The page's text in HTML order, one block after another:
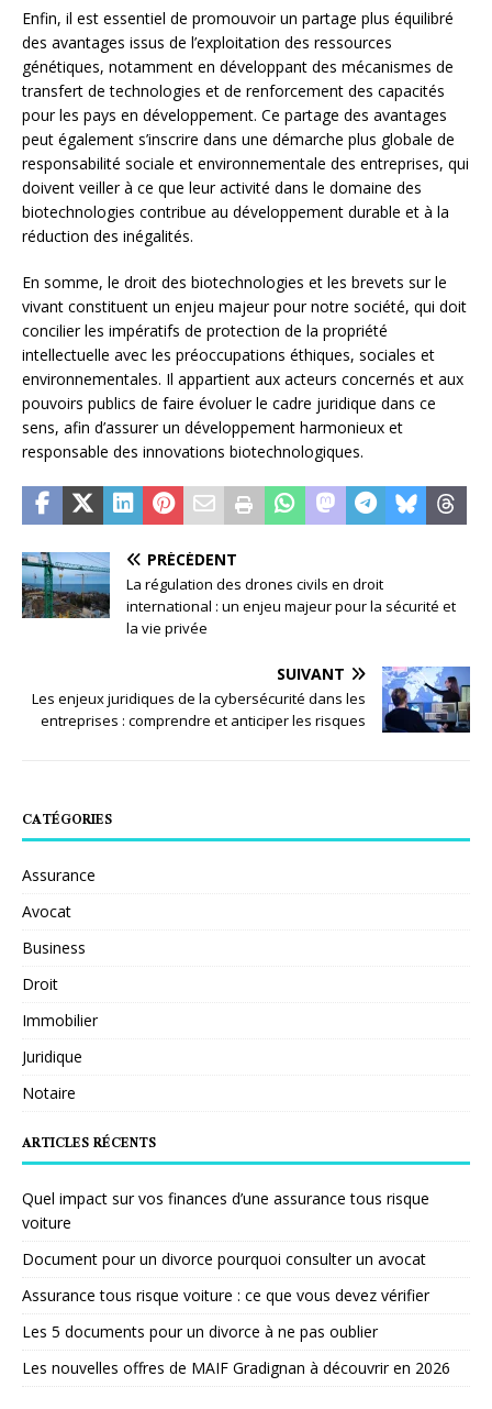
Enfin, il est essentiel de promouvoir un partage plus équilibré
des avantages issus de l’exploitation des ressources
génétiques, notamment en développant des mécanismes de
transfert de technologies et de renforcement des capacités
pour les pays en développement. Ce partage des avantages
peut également s’inscrire dans une démarche plus globale de
responsabilité sociale et environnementale des entreprises, qui
doivent veiller à ce que leur activité dans le domaine des
biotechnologies contribue au développement durable et à la
réduction des inégalités.
En somme, le droit des biotechnologies et les brevets sur le
vivant constituent un enjeu majeur pour notre société, qui doit
concilier les impératifs de protection de la propriété
intellectuelle avec les préoccupations éthiques, sociales et
environnementales. Il appartient aux acteurs concernés et aux
pouvoirs publics de faire évoluer le cadre juridique dans ce
sens, afin d’assurer un développement harmonieux et
responsable des innovations biotechnologiques.
PRÉCÉDENT
La régulation des drones civils en droit
international : un enjeu majeur pour la sécurité et
la vie privée
SUIVANT
Les enjeux juridiques de la cybersécurité dans les
entreprises : comprendre et anticiper les risques
CATÉGORIES
Assurance
Avocat
Business
Droit
Immobilier
Juridique
Notaire
ARTICLES RÉCENTS
Quel impact sur vos finances d’une assurance tous risque
voiture
Document pour un divorce pourquoi consulter un avocat
Assurance tous risque voiture : ce que vous devez vérifier
Les 5 documents pour un divorce à ne pas oublier
Les nouvelles offres de MAIF Gradignan à découvrir en 2026